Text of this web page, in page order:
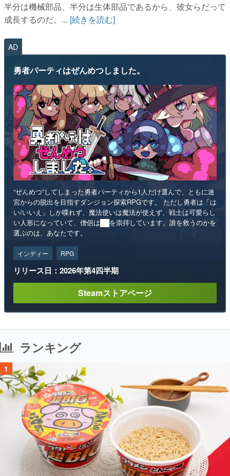
半分は機械部品、半分は生体部品であるから、彼女らだって
成長するのだ。... [続きを読む]
AD
勇者パーティはぜんめつしました。
“ぜんめつ”してしまった勇者パーティから1人だけ選んで、ともに迷
宮からの脱出を目指すダンジョン探索RPGです。 ただし勇者は「は
い/いいえ」しか喋れず、魔法使いは魔法が使えず、戦士は可愛らし
い人形になっていて、僧侶は██を崇拝しています。誰を救うのかを
選ぶのは、あなたです。
インディー RPG
リリース日：2026年第4四半期
Steamストアページ
ランキング
1